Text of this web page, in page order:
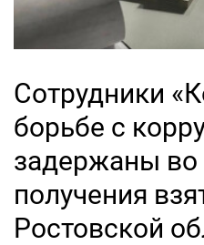
Сотрудники
борьбе с
задержаны во
получения
Ростовской